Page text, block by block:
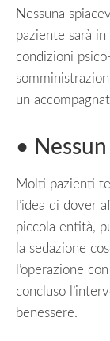
Nessuna
paziente sarà
condizioni
un
•
Molti pazienti
l’idea di dover
piccola entità,
la sedazione
l’operazione
concluso
benessere.